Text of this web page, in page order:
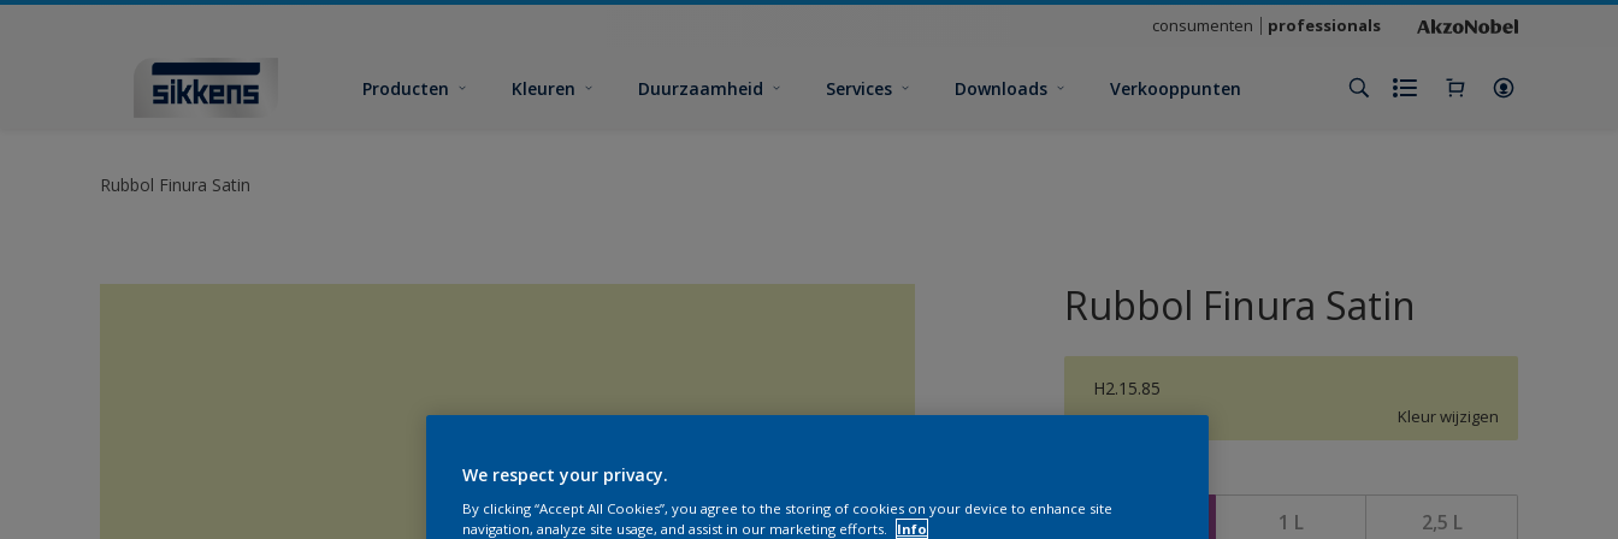
consumenten professionals
Producten Kleuren Duurzaamheid Services Downloads Verkooppunten
Rubbol Finura Satin
Rubbol Finura Satin
H2.15.85
Kleur wijzigen
500 ML 1 L 2,5 L
We respect your privacy.
By clicking “Accept All Cookies”, you agree to the storing of cookies on your device to enhance site
navigation, analyze site usage, and assist in our marketing efforts.
Info